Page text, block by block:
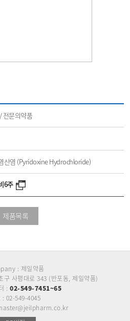
전문의약품
산염 (Pyridoxine Hydrochloride)
6주
제품목록
: 제일약품
구 사평대로 343 (반포동, 제일약품)
:02-549-7451~65
: 02-549-4045